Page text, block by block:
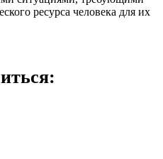
ресурса человека для их